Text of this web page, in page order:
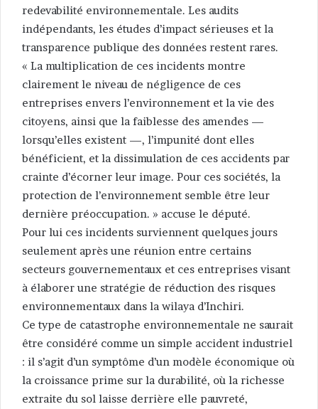
redevabilité environnementale. Les audits
indépendants, les études d’impact sérieuses et la
transparence publique des données restent rares.
« La multiplication de ces incidents montre
clairement le niveau de négligence de ces
entreprises envers l’environnement et la vie des
citoyens, ainsi que la faiblesse des amendes —
lorsqu’elles existent —, l’impunité dont elles
bénéficient, et la dissimulation de ces accidents par
crainte d’écorner leur image. Pour ces sociétés, la
protection de l’environnement semble être leur
dernière préoccupation. » accuse le député.
Pour lui ces incidents surviennent quelques jours
seulement après une réunion entre certains
secteurs gouvernementaux et ces entreprises visant
à élaborer une stratégie de réduction des risques
environnementaux dans la wilaya d’Inchiri.
Ce type de catastrophe environnementale ne saurait
être considéré comme un simple accident industriel
: il s’agit d’un symptôme d’un modèle économique où
la croissance prime sur la durabilité, où la richesse
extraite du sol laisse derrière elle pauvreté,